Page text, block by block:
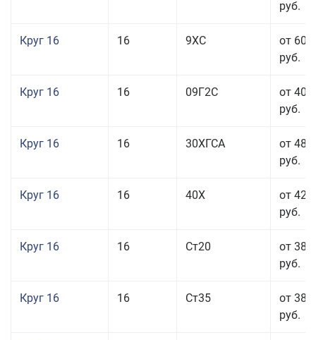
руб.
Круг 16 16 9ХС
от 60
руб.
Круг 16 16 09Г2С
от 40
руб.
Круг 16 16 30ХГСА
от 48
руб.
Круг 16 16 40Х
от 42
руб.
Круг 16 16 Ст20
от 38
руб.
Круг 16 16 Ст35
от 38
руб.